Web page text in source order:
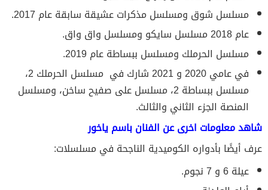
مسلسل شوق ومسلسل مذكرات عشيقة سابقة عام 2017.
عام 2018 مسلسل سايكو ومسلسل واق واق.
مسلسل الحرملك ومسلسل ببساطة عام 2019.
في عامي 2020 و 2021 شارك في مسلسل الحرملك 2،
مسلسل ببساطة 2، مسلسل على صفيح ساخن، ومسلسل
المنصة الجزء الثاني والثالث.
شاهد معلومات اخرى عن الفنان باسم ياخور
عرف أيضًا بأدواره الكوميدية الناجحة في مسلسلات:
عيلة 6 و 7 نجوم.